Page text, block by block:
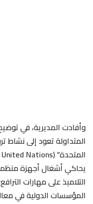
وأفادت المديرية، في
المتداولة تعود إلى نشاط
يحاكي أشغال أجهزة
التلاميذ على مهارات
المؤسسات الدولية في